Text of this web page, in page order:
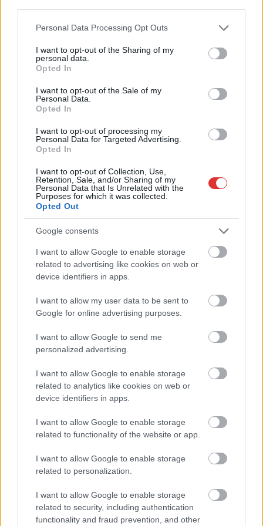
Please note that this website/app uses one or more Google
not limited to your visit or usage behaviour. You may click to
grant or deny consent to Google and its third-party tags to
use your data for below specified purposes in below Google
consent section.
Personal Data Processing Opt Outs
I want to opt-out of the Sharing of my
personal data.
Opted In
I want to opt-out of the Sale of my
Personal Data.
Opted In
I want to opt-out of processing my
Personal Data for Targeted Advertising.
Opted In
I want to opt-out of Collection, Use,
Retention, Sale, and/or Sharing of my
Personal Data that Is Unrelated with the
Purposes for which it was collected.
Opted Out
Google consents
I want to allow Google to enable storage
related to advertising like cookies on web or
device identifiers in apps.
I want to allow my user data to be sent to
Google for online advertising purposes.
I want to allow Google to send me
personalized advertising.
I want to allow Google to enable storage
related to analytics like cookies on web or
device identifiers in apps.
I want to allow Google to enable storage
related to functionality of the website or app.
I want to allow Google to enable storage
related to personalization.
I want to allow Google to enable storage
related to security, including authentication
functionality and fraud prevention, and other
2026.08.07. Horváth Zsolt
Györfi Mihály több tucat vállalkozással egyeztetett
Rövid idő alatt számos vállalkozás jelezte, hogy segítene
azoknak a munkavállalóknak, akik a tószegi kerékpárgyár
bezárása...
Hírlevél feliratkozás
meg e-mail címét:
Megismertem és elfogadom a GDPR-szabályzat